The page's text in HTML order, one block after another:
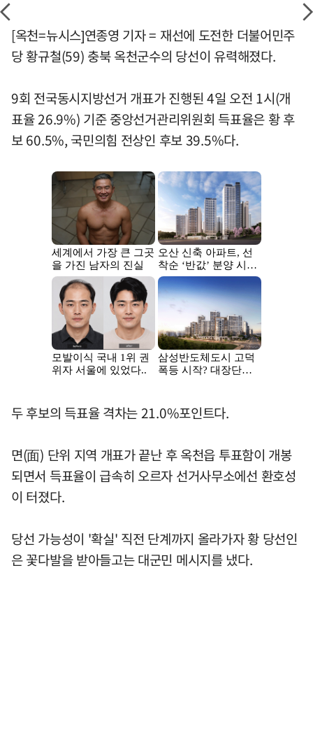
[옥천=뉴시스]연종영 기자 = 재선에 도전한 더불어민주
당 황규철(59) 충북 옥천군수의 당선이 유력해졌다.
9회 전국동시지방선거 개표가 진행된 4일 오전 1시(개
표율 26.9%) 기준 중앙선거관리위원회 득표율은 황 후
보 60.5%, 국민의힘 전상인 후보 39.5%다.
두 후보의 득표율 격차는 21.0%포인트다.
면(面) 단위 지역 개표가 끝난 후 옥천읍 투표함이 개봉
되면서 득표율이 급속히 오르자 선거사무소에선 환호성
이 터졌다.
당선 가능성이 '확실' 직전 단계까지 올라가자 황 당선인
은 꽃다발을 받아들고는 대군민 메시지를 냈다.